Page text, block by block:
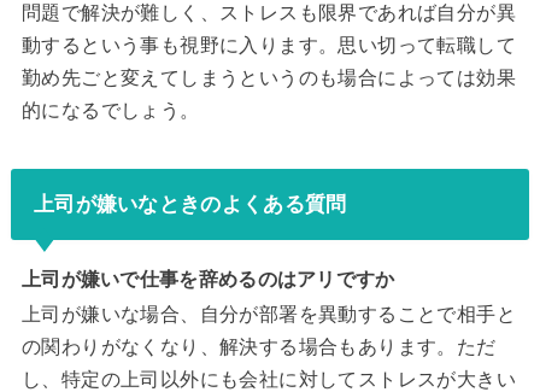
問題で解決が難しく、ストレスも限界であれば自分が異
動するという事も視野に入ります。思い切って転職して
勤め先ごと変えてしまうというのも場合によっては効果
的になるでしょう。
上司が嫌いなときのよくある質問
上司が嫌いで仕事を辞めるのはアリですか
上司が嫌いな場合、自分が部署を異動することで相手と
の関わりがなくなり、解決する場合もあります。ただ
し、特定の上司以外にも会社に対してストレスが大きい